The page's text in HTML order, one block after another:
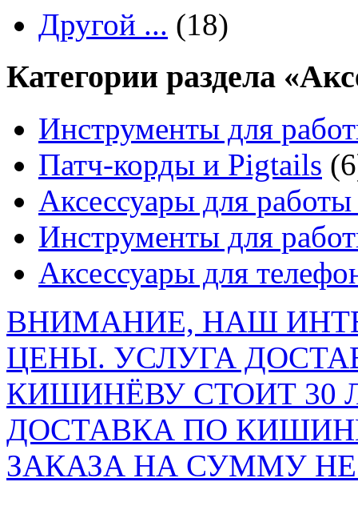
Другой ... (18)
Категории раздела
Инструменты для
Патч-корды и Pigtails
Аксессуары для
Инструменты для
Аксессуары для
ВНИМАНИЕ, НАШ
ЦЕНЫ. УСЛУГА
КИШИНЁВУ СТОИТ 30
ДОСТАВКА ПО
ЗАКАЗА НА СУММУ НЕ